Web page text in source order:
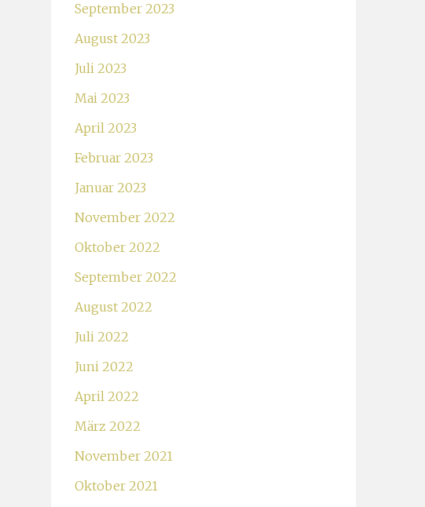
September 2023
August 2023
Juli 2023
Mai 2023
April 2023
Februar 2023
Januar 2023
November 2022
Oktober 2022
September 2022
August 2022
Juli 2022
Juni 2022
April 2022
März 2022
November 2021
Oktober 2021